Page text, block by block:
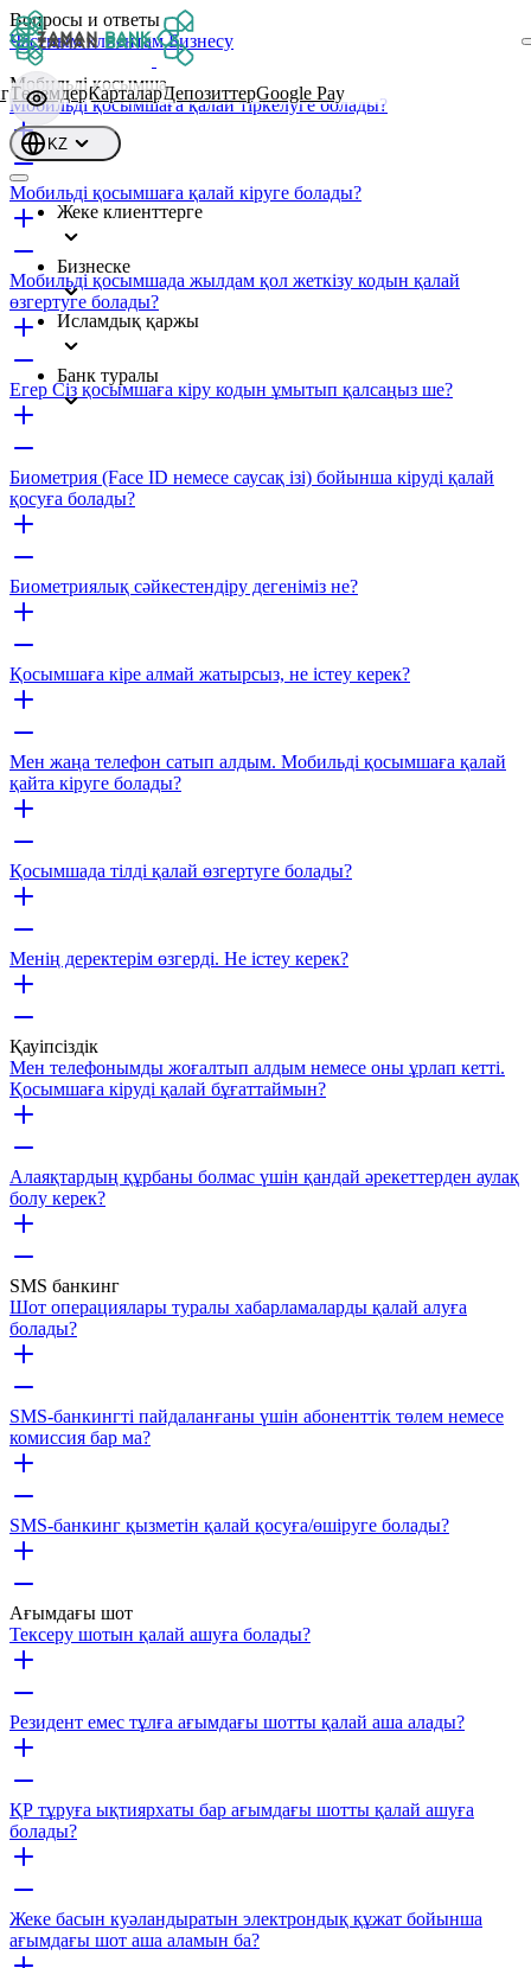
KZ
Жеке клиенттерге
Бизнеске
Исламдық қаржы
Банк туралы
Вопросы и ответы
Частным клиентамБизнесу
ТөлемдерКарталарДепозиттерGoogle Pay
Мобильді қосымша
Мобильді қосымшаға қалай тіркелуге болады?
Мобильді қосымшаға қалай кіруге болады?
Мобильді қосымшада жылдам қол жеткізу кодын қалай
өзгертуге болады?
Егер Сіз қосымшаға кіру кодын ұмытып қалсаңыз ше?
Биометрия (Face ID немесе саусақ ізі) бойынша кіруді қалай
қосуға болады?
Биометриялық сәйкестендіру дегеніміз не?
Қосымшаға кіре алмай жатырсыз, не істеу керек?
Мен жаңа телефон сатып алдым. Мобильді қосымшаға қалай
қайта кіруге болады?
Қосымшада тілді қалай өзгертуге болады?
Менің деректерім өзгерді. Не істеу керек?
Қауіпсіздік
Мен телефонымды жоғалтып алдым немесе оны ұрлап кетті.
Қосымшаға кіруді қалай бұғаттаймын?
Алаяқтардың құрбаны болмас үшін қандай әрекеттерден аулақ
болу керек?
SMS банкинг
Шот операциялары туралы хабарламаларды қалай алуға
болады?
SMS-банкингті пайдаланғаны үшін абоненттік төлем немесе
комиссия бар ма?
SMS-банкинг қызметін қалай қосуға/өшіруге болады?
Ағымдағы шот
Тексеру шотын қалай ашуға болады?
Резидент емес тұлға ағымдағы шотты қалай аша алады?
ҚР тұруға ықтиярхаты бар ағымдағы шотты қалай ашуға
болады?
Жеке басын куәландыратын электрондық құжат бойынша
ағымдағы шот аша аламын ба?